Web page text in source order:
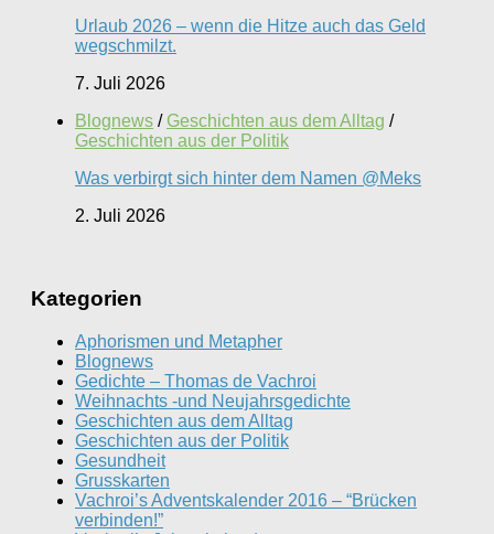
Urlaub 2026 – wenn die Hitze auch das Geld
wegschmilzt.
7. Juli 2026
Blognews / Geschichten aus dem Alltag /
Geschichten aus der Politik
Was verbirgt sich hinter dem Namen @Meks
2. Juli 2026
Kategorien
Aphorismen und Metapher
Blognews
Gedichte – Thomas de Vachroi
Weihnachts -und Neujahrsgedichte
Geschichten aus dem Alltag
Geschichten aus der Politik
Gesundheit
Grusskarten
Vachroi’s Adventskalender 2016 – “Brücken
verbinden!”